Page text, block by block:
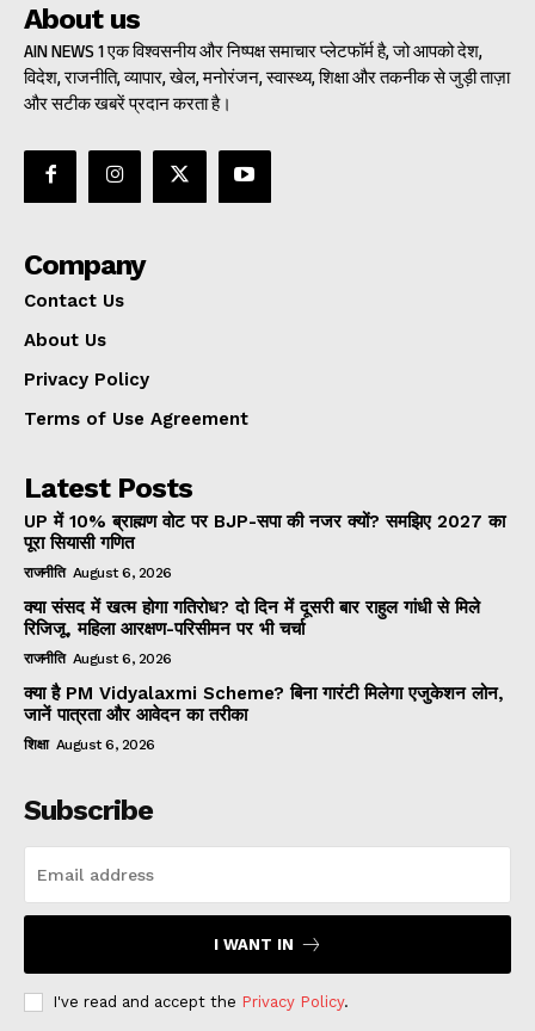
About us
AIN NEWS 1 एक विश्वसनीय और निष्पक्ष समाचार प्लेटफॉर्म है, जो आपको देश,
विदेश, राजनीति, व्यापार, खेल, मनोरंजन, स्वास्थ्य, शिक्षा और तकनीक से जुड़ी ताज़ा
और सटीक खबरें प्रदान करता है।
Company
Contact Us
About Us
Privacy Policy
Terms of Use Agreement
Latest Posts
UP में 10% ब्राह्मण वोट पर BJP-सपा की नजर क्यों? समझिए 2027 का
पूरा सियासी गणित
राजनीति August 6, 2026
क्या संसद में खत्म होगा गतिरोध? दो दिन में दूसरी बार राहुल गांधी से मिले
रिजिजू, महिला आरक्षण-परिसीमन पर भी चर्चा
राजनीति August 6, 2026
क्या है PM Vidyalaxmi Scheme? बिना गारंटी मिलेगा एजुकेशन लोन,
जानें पात्रता और आवेदन का तरीका
शिक्षा August 6, 2026
Subscribe
I WANT IN
I've read and accept the Privacy Policy.